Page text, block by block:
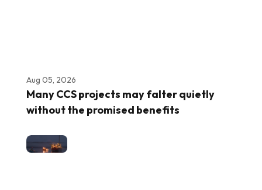
Aug 05, 2026
Many CCS projects may falter quietly
without the promised benefits